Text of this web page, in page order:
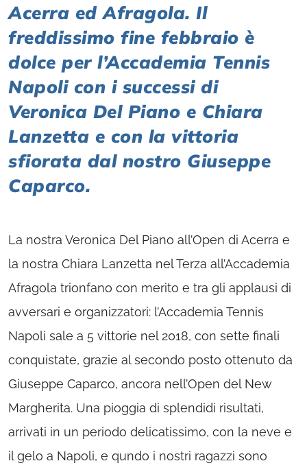
Acerra ed Afragola. Il
freddissimo fine febbraio è
dolce per l’Accademia Tennis
Napoli con i successi di
Veronica Del Piano e Chiara
Lanzetta e con la vittoria
sfiorata dal nostro Giuseppe
Caparco.
La nostra Veronica Del Piano all’Open di Acerra e
la nostra Chiara Lanzetta nel Terza all’Accademia
Afragola trionfano con merito e tra gli applausi di
avversari e organizzatori: l’Accademia Tennis
Napoli sale a 5 vittorie nel 2018, con sette finali
conquistate, grazie al secondo posto ottenuto da
Giuseppe Caparco, ancora nell’Open del New
Margherita. Una pioggia di splendidi risultati,
arrivati in un periodo delicatissimo, con la neve e
il gelo a Napoli, e qundo i nostri ragazzi sono